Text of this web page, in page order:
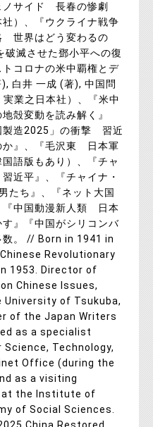
ノサイド 長春の惨劇
社）、『ウクライナ戦争
世界はどう変わるの
破滅させた鄧小平への復
コロナの米中覇権とデ
白井 一成 (著), 中国問
業之日本社）、『米中
殻変動を読み解く』
製造2025」の衝撃 習近
か』、『毛沢東 日本軍
語版もあり）、『チャ
近平』、『チャイナ・
たち』、『ネット大国
中国動漫新人類 日本
』『中国がシリコンバ
数。 // Born in 1941 in
Revolutionary
1953. Director of
Chinese Issues,
of Tsukuba,
of the Japan Writers
as a specialist
Technology,
Office (during the
as a visiting
at the Institute of
of Social Sciences.